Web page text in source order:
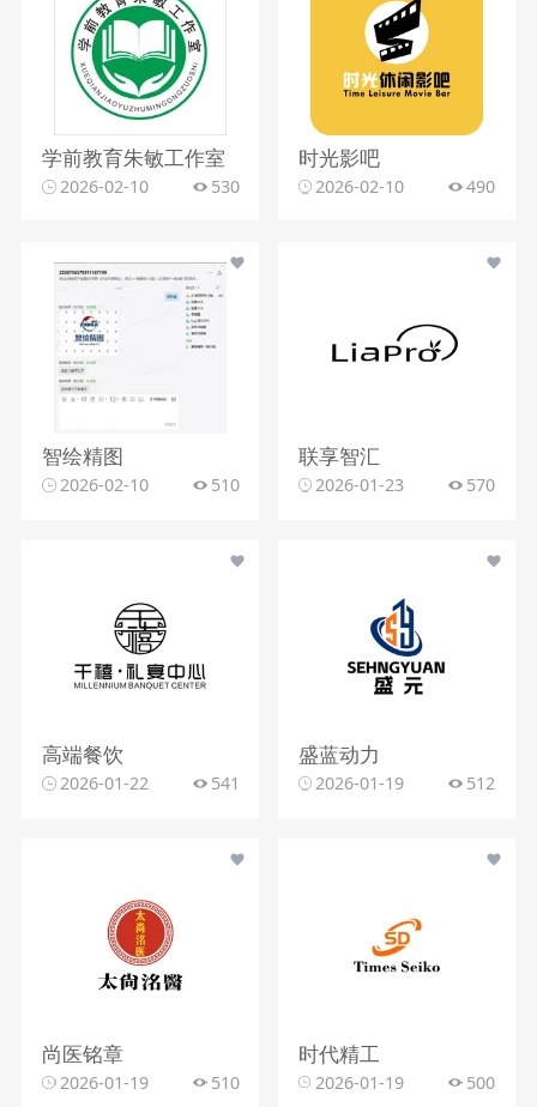
学前教育朱敏工作室
2026-02-10 530
时光影吧
2026-02-10 490
智绘精图
2026-02-10 510
联享智汇
2026-01-23 570
高端餐饮
2026-01-22 541
盛蓝动力
2026-01-19 512
尚医铭章
2026-01-19 510
时代精工
2026-01-19 500